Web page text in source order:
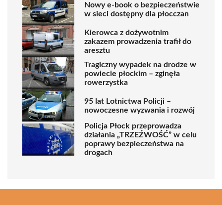
Nowy e-book o bezpieczeństwie
w sieci dostępny dla płocczan
Kierowca z dożywotnim
zakazem prowadzenia trafił do
aresztu
Tragiczny wypadek na drodze w
powiecie płockim – zginęła
rowerzystka
95 lat Lotnictwa Policji –
nowoczesne wyzwania i rozwój
Policja Płock przeprowadza
działania „TRZEŹWOŚĆ” w celu
poprawy bezpieczeństwa na
drogach